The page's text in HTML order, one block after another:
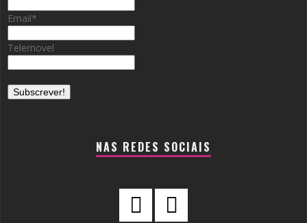
Email*
Telemovel
NAS REDES SOCIAIS